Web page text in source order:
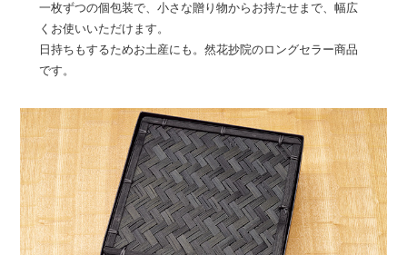
一枚ずつの個包装で、小さな贈り物からお持たせまで、幅広
くお使いいただけます。
日持ちもするためお土産にも。然花抄院のロングセラー商品
です。